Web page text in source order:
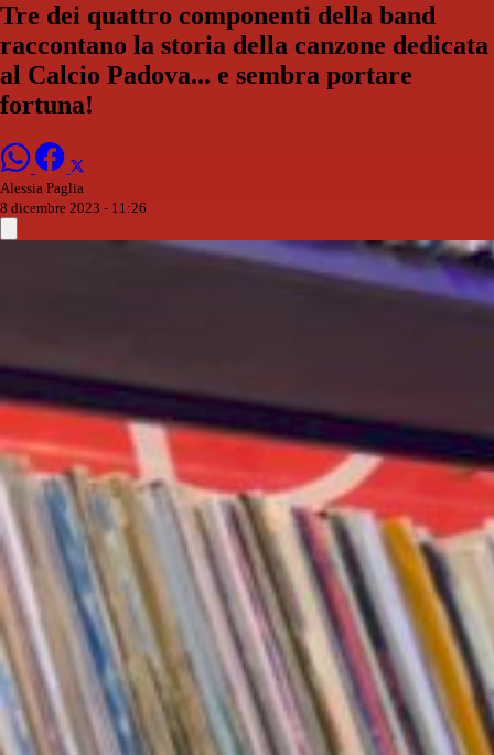
Tre dei quattro componenti della band
raccontano la storia della canzone dedicata
al Calcio Padova... e sembra portare
fortuna!
Alessia Paglia
8 dicembre 2023 - 11:26